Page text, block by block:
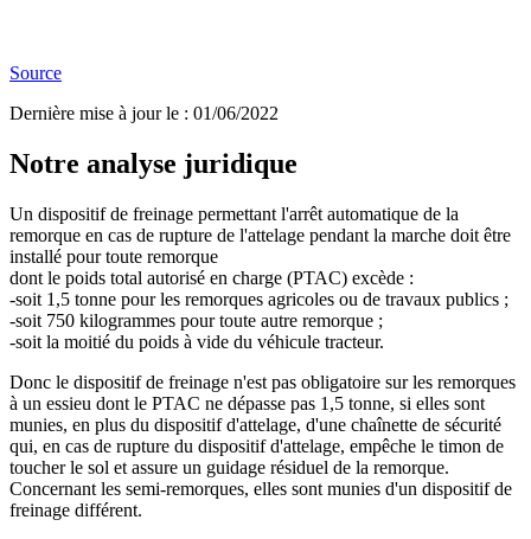
Source
Dernière mise à jour le : 01/06/2022
Notre analyse juridique
Un dispositif de freinage permettant l'arrêt automatique de la
remorque en cas de rupture de l'attelage pendant la marche doit être
installé pour toute remorque
dont le poids total autorisé en charge (PTAC) excède :
-soit 1,5 tonne pour les remorques agricoles ou de travaux publics ;
-soit 750 kilogrammes pour toute autre remorque ;
-soit la moitié du poids à vide du véhicule tracteur.
Donc le dispositif de freinage n'est pas obligatoire sur les remorques
à un essieu dont le PTAC ne dépasse pas 1,5 tonne, si elles sont
munies, en plus du dispositif d'attelage, d'une chaînette de sécurité
qui, en cas de rupture du dispositif d'attelage, empêche le timon de
toucher le sol et assure un guidage résiduel de la remorque.
Concernant les semi-remorques, elles sont munies d'un dispositif de
freinage différent.